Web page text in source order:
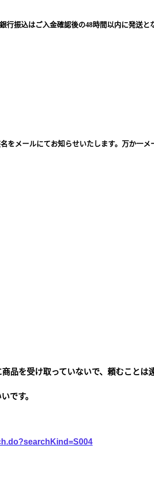
振込はご入金確認後の48時間以内に発送と
メールにてお知らせいたします。万か一メ
品を受け取っていないで、頼むこと
です。